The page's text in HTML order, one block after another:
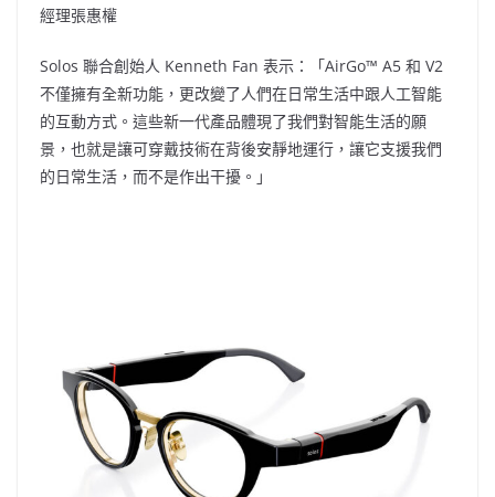
經理張惠權
Solos 聯合創始人 Kenneth Fan 表示：「AirGo™ A5 和 V2
不僅擁有全新功能，更改變了人們在日常生活中跟人工智能
的互動方式。這些新一代產品體現了我們對智能生活的願
景，也就是讓可穿戴技術在背後安靜地運行，讓它支援我們
的日常生活，而不是作出干擾。」